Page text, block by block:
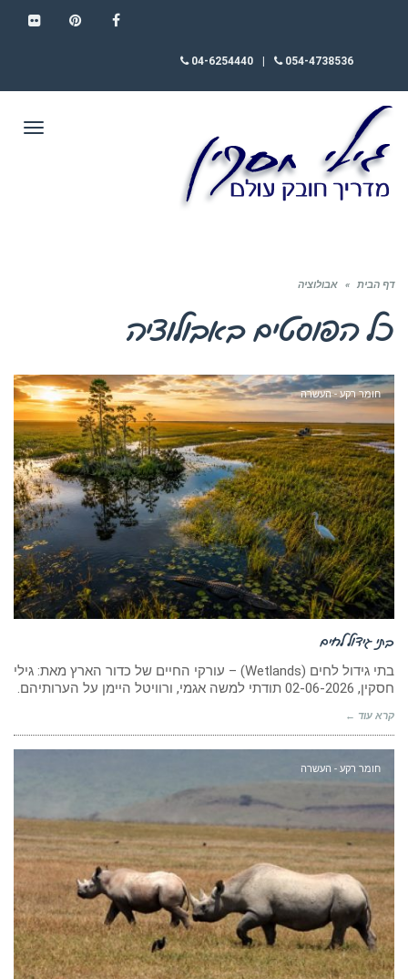
054-4738536
04-6254440
דף הבית » אבולוציה
כל הפוסטים באבולוציה
חומר רקע - העשרה
בתי גידול לחים
בתי גידול לחים (Wetlands) – עורקי החיים של כדור הארץ מאת: גילי
חסקין, 02-06-2026 תודתי למשה אגמי, ורוויטל היימן על הערותיהם.
קרא עוד ←
חומר רקע - העשרה